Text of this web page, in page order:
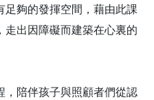
夠的發揮空間，藉由此課
出因障礙而建築在心裏的
，陪伴孩子與照顧者們從認